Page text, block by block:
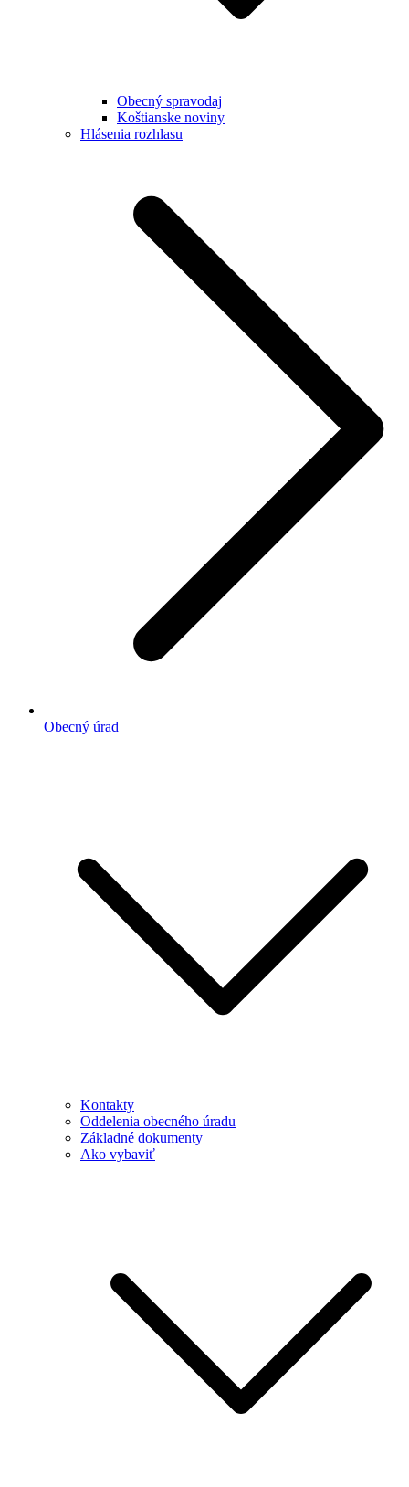
Obecný spravodaj
Koštianske noviny
Hlásenia rozhlasu
Obecný úrad
Kontakty
Oddelenia obecného úradu
Základné dokumenty
Ako vybaviť